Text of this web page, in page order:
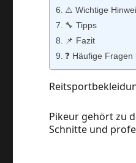
⚠️ Wichtige
🔧 Tipps
📌 Fazit
❓ Häufige
Pikeur gehört zu
Schnitte und